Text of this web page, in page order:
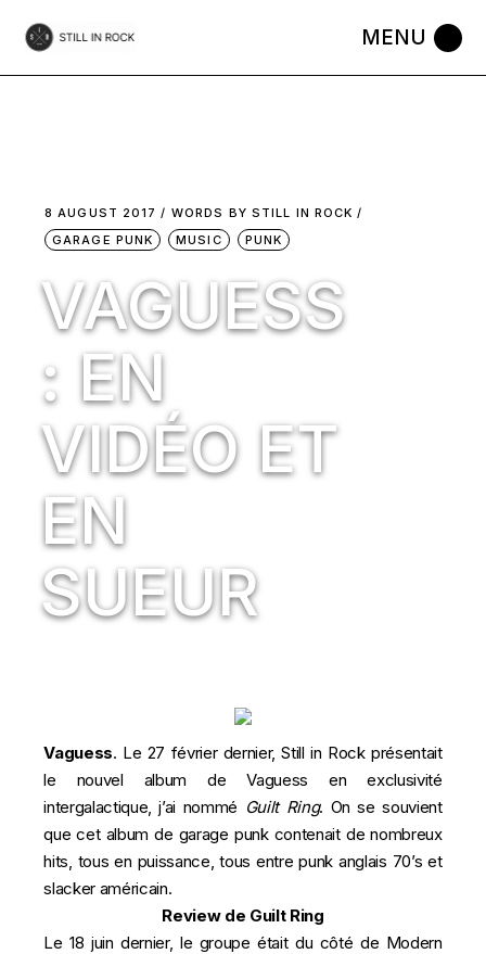
the
8 AUGUST 2017 WORDS BY STILL IN ROCK
GARAGE PUNK
MUSIC PUNK
VAGUESS
: EN
VIDÉO ET
EN
SUEUR
Vaguess. Le 27 février dernier, Still in Rock présentait
le nouvel album de Vaguess en exclusivité
intergalactique, j’ai nommé Guilt Ring. On se souvient
que cet album de garage punk contenait de nombreux
hits, tous en puissance, tous entre punk anglais 70’s et
slacker américain.
Review de Guilt Ring
Le 18 juin dernier, le groupe était du côté de Modern